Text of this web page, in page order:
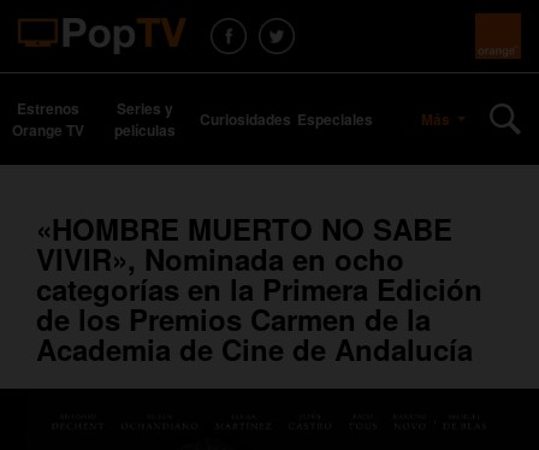
Estrenos
Orange TV
Series y
películas
Curiosidades Especiales Más
«HOMBRE MUERTO NO SABE
VIVIR», Nominada en ocho
categorías en la Primera Edición
de los Premios Carmen de la
Academia de Cine de Andalucía